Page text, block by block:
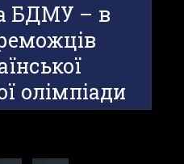
БДМУ – в
олімпіади